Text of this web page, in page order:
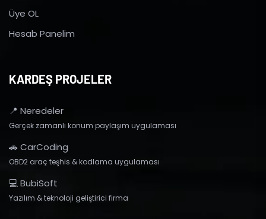
Üye OL
Hesab Panelim
KARDEŞ PROJELER
📍 Neredeler
Gerçek zamanlı konum paylaşım uygulaması
🚗 CarCoding
OBD2 araç teşhis & kodlama uygulaması
💻 BubiSoft
Yazılım & teknoloji geliştirici firma